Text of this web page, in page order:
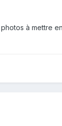
à mettre